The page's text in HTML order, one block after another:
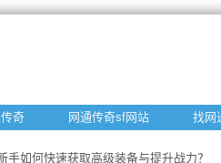
奇 网通传奇sf网站 找网
手如何快速获取高级装备与提升战力？